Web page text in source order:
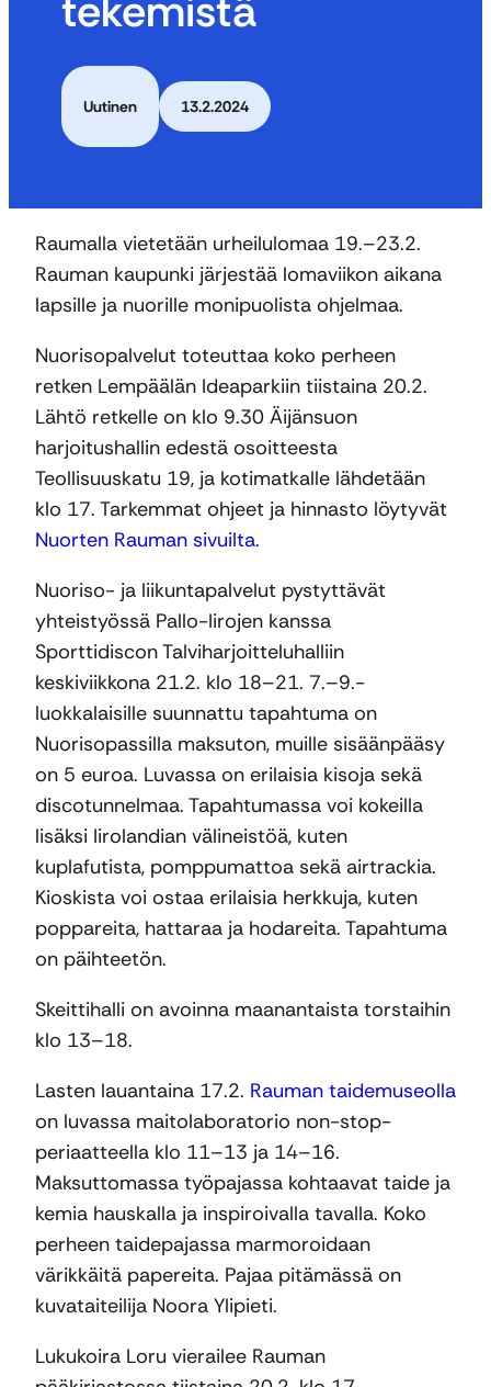
Uutinen 13.2.2024
Raumalla vietetään urheilulomaa 19.–23.2.
Rauman kaupunki järjestää lomaviikon aikana
lapsille ja nuorille monipuolista ohjelmaa.
Nuorisopalvelut toteuttaa koko perheen
retken Lempäälän Ideaparkiin tiistaina 20.2.
Lähtö retkelle on klo 9.30 Äijänsuon
harjoitushallin edestä osoitteesta
Teollisuuskatu 19, ja kotimatkalle lähdetään
klo 17. Tarkemmat ohjeet ja hinnasto löytyvät
Nuorten Rauman sivuilta.
Nuoriso- ja liikuntapalvelut pystyttävät
yhteistyössä Pallo-Iirojen kanssa
Sporttidiscon Talviharjoitteluhalliin
keskiviikkona 21.2. klo 18–21. 7.–9.-
luokkalaisille suunnattu tapahtuma on
Nuorisopassilla maksuton, muille sisäänpääsy
on 5 euroa. Luvassa on erilaisia kisoja sekä
discotunnelmaa. Tapahtumassa voi kokeilla
lisäksi Iirolandian välineistöä, kuten
kuplafutista, pomppumattoa sekä airtrackia.
Kioskista voi ostaa erilaisia herkkuja, kuten
poppareita, hattaraa ja hodareita. Tapahtuma
on päihteetön.
Skeittihalli on avoinna maanantaista torstaihin
klo 13–18.
Lasten lauantaina 17.2. Rauman taidemuseolla
on luvassa maitolaboratorio non-stop-
periaatteella klo 11–13 ja 14–16.
Maksuttomassa työpajassa kohtaavat taide ja
kemia hauskalla ja inspiroivalla tavalla. Koko
perheen taidepajassa marmoroidaan
värikkäitä papereita. Pajaa pitämässä on
kuvataiteilija Noora Ylipieti.
Lukukoira Loru vierailee Rauman